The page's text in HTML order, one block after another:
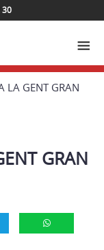
30
LA GENT GRAN
GRAN